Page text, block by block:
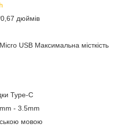
дюймів
USB Максимальна місткість
Type-C
- 3.5mm
мовою